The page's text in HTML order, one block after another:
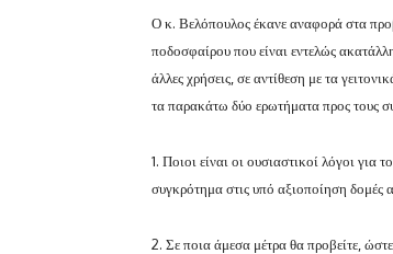
Ο κ. Βελόπουλος έκανε αναφορά στα
ποδοσφαίρου που είναι εντελώς
άλλες χρήσεις, σε αντίθεση με τα
τα παρακάτω δύο ερωτήματα προς τους
1. Ποιοι είναι οι ουσιαστικοί λόγοι
συγκρότημα στις υπό αξιοποίηση
2. Σε ποια άμεσα μέτρα θα προβείτε,